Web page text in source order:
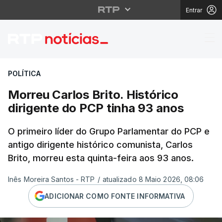
Entrar
Morreu Carlos Brito.
POLÍTICA
Morreu Carlos Brito. Histórico
dirigente do PCP tinha 93 anos
O primeiro líder do Grupo Parlamentar do PCP e
antigo dirigente histórico comunista, Carlos
Brito, morreu esta quinta-feira aos 93 anos.
Inês Moreira Santos - RTP / atualizado 8 Maio 2026, 08:06
ADICIONAR COMO FONTE INFORMATIVA